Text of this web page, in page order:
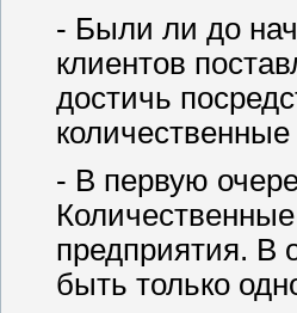
- Были ли до
клиентов
достичь
- В первую
предприятия. В
быть только